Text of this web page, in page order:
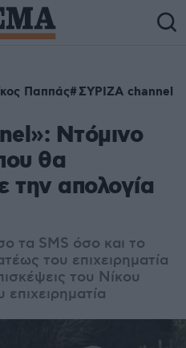
Παππάς ΣΥΡΙΖΑ channel
Ντόμινο
θα
απολογία
τα SMS όσο και το
του επιχειρηματία
του Νίκου